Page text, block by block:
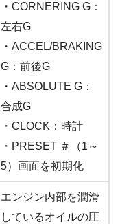
・CORNERING G：
左右G
・ACCEL/BRAKING
G：前後G
・ABSOLUTE G：
合成G
・CLOCK：時計
・PRESET ＃（1～
5）画面を初期化
エンジン内部を潤滑
しているオイルの圧